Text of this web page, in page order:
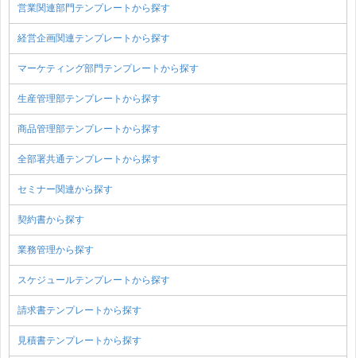
営業関連部門テンプレートから探す
経営企画関連テンプレートから探す
マーケティング部門テンプレートから探す
生産管理部テンプレートから探す
商品管理部テンプレートから探す
全部署共通テンプレートから探す
セミナー関連から探す
契約書から探す
業務管理から探す
スケジュールテンプレートから探す
請求書テンプレートから探す
見積書テンプレートから探す